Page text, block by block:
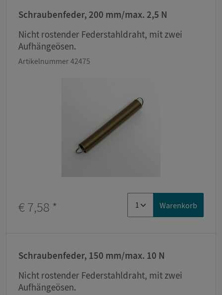
Schraubenfeder, 200 mm/max. 2,5 N
Nicht rostender Federstahldraht, mit zwei
Aufhängeösen.
Artikelnummer 42475
€ 7,58 * Warenkorb
Schraubenfeder, 150 mm/max. 10 N
Nicht rostender Federstahldraht, mit zwei
Aufhängeösen.